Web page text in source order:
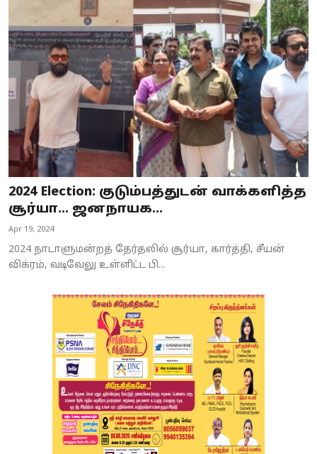
2024 Election: குடும்பத்துடன் வாக்களித்த
சூர்யா… ஜனநாயக...
Apr 19, 2024
2024 நாடாளுமன்றத் தேர்தலில் சூர்யா, கார்த்தி, சீயன்
விக்ரம், வடிவேலு உள்ளிட்ட பி...